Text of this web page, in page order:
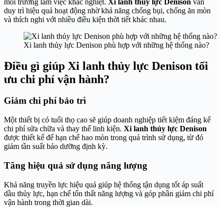
duy trì hiệu quả hoạt động nhờ khả năng chống bụi, chống ăn mòn
và thích nghi với nhiều điều kiện thời tiết khác nhau.
Xi lanh thủy lực Denison phù hợp với những hệ thống nào?
Điều gì giúp Xi lanh thủy lực Denison tối
ưu chi phí vận hành?
Giảm chi phí bảo trì
Một thiết bị có tuổi thọ cao sẽ giúp doanh nghiệp tiết kiệm đáng kể
chi phí sửa chữa và thay thế linh kiện. Xi lanh thủy lực Denison
được thiết kế để hạn chế hao mòn trong quá trình sử dụng, từ đó
giảm tần suất bảo dưỡng định kỳ.
Tăng hiệu quả sử dụng năng lượng
Khả năng truyền lực hiệu quả giúp hệ thống tận dụng tốt áp suất
dầu thủy lực, hạn chế tổn thất năng lượng và góp phần giảm chi phí
vận hành trong thời gian dài.